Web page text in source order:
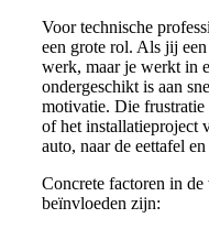
Voor technische
een grote rol. Als jij
werk, maar je werkt in
ondergeschikt is aan
motivatie. Die
of het installatieproject
auto, naar de eettafel
Concrete factoren in
beïnvloeden zijn: